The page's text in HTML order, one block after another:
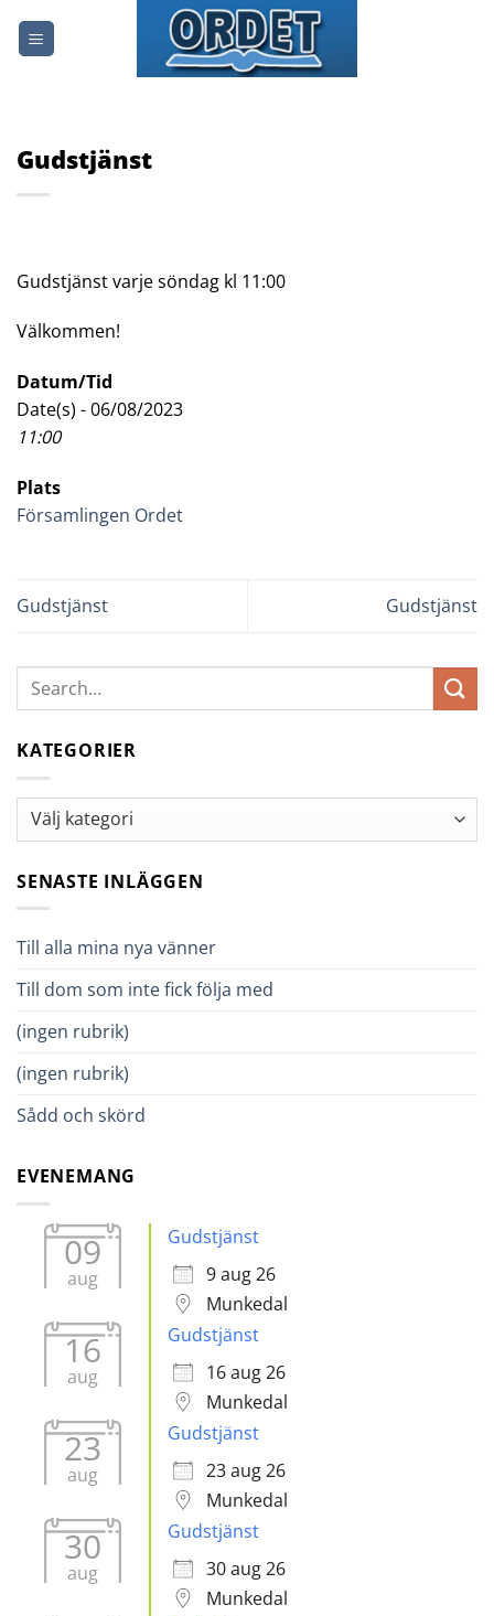
Gudstjänst
Gudstjänst varje söndag kl 11:00
Välkommen!
Datum/Tid
Date(s) - 06/08/2023
11:00
Plats
Församlingen Ordet
Gudstjänst Gudstjänst
KATEGORIER
Kategorier
SENASTE INLÄGGEN
Till alla mina nya vänner
Till dom som inte fick följa med
(ingen rubrik)
(ingen rubrik)
Sådd och skörd
EVENEMANG
09
aug
Gudstjänst
9 aug 26
Munkedal
16
aug
Gudstjänst
16 aug 26
Munkedal
23
aug
Gudstjänst
23 aug 26
Munkedal
30
aug
Gudstjänst
30 aug 26
Munkedal